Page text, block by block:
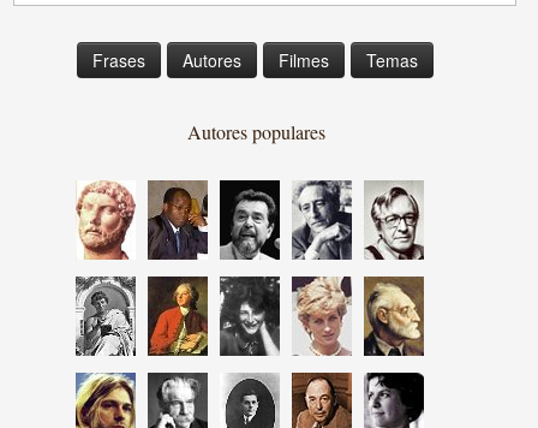
Frases Autores Filmes Temas
Autores populares